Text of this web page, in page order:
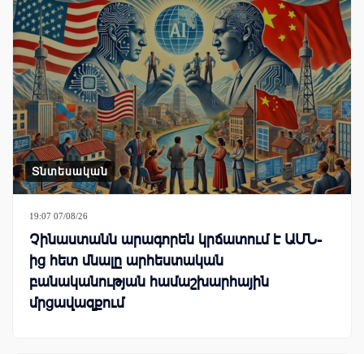
Տնտեսական
19:07 07/08/26
Չինաստանն արագորեն կրճատում է ԱՄՆ-
ից հետ մնալը արհեստական
բանականության համաշխարհային
մրցավազքում